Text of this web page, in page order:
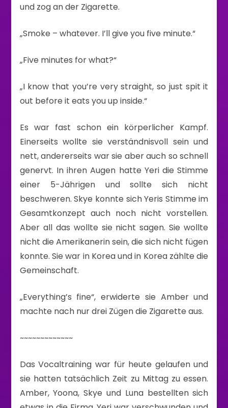
und zog an der Zigarette.
„Smoke – whatever. I’ll give you five minute.“
„Five minutes for what?“
„I know that you’re very straight, so just spit it
out before it eats you up inside.“
Es war fast schon ein körperlicher Kampf.
Einerseits wollte sie verständnisvoll sein und
nett, andererseits war sie aber auch so schnell
genervt. In ihren Augen hatte Yeri die Stimme
einer 5-Jährigen und sollte sich nicht
beschweren. Skye konnte sich Yeris Stimme im
Gesamtkonzept auch noch nicht vorstellen.
Aber all das wollte sie nicht sagen. Sie wollte
nicht die Amerikanerin sein, die sich nicht fügen
konnte. Sie war in Korea und in Korea zählte die
Gemeinschaft.
„Everything’s fine“, erwiderte sie Amber und
machte nach nur drei Zügen die Zigarette aus.
~~~~~~~~~~~~~
Das Vocaltraining war für heute gelaufen und
sie hatten tatsächlich Zeit zu Mittag zu essen.
Amber, Yoona, Skye und Luna bestellten sich